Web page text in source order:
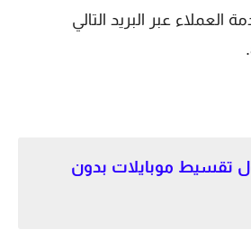
عبر البريد التالي
.
تقسيط موبايلات بدون